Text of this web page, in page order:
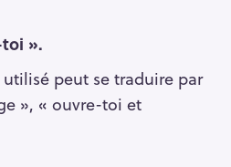
».
peut se traduire par
», « ouvre-toi et